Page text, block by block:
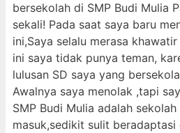
bersekolah di SMP Budi Mulia
sekali! Pada saat saya baru
ini,Saya selalu merasa
ini saya tidak punya teman,
lulusan SD saya yang
Awalnya saya menolak ,tapi
SMP Budi Mulia adalah
masuk,sedikit sulit beradaptasi